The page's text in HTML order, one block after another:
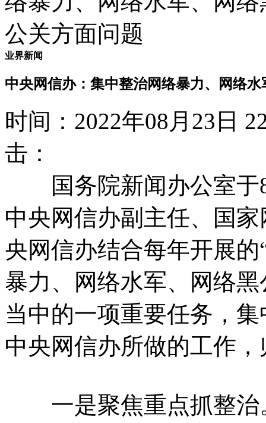
业界新闻
中央网信办：集中整治网络暴力、网络
时间：2022年08月23
击：
国务院新闻办公室于8
中央网信办副主任、国
央网信办结合每年开展
暴力、网络水军、网络
当中的一项重要任务，
中央网信办所做的工作
一是聚焦重点抓整治